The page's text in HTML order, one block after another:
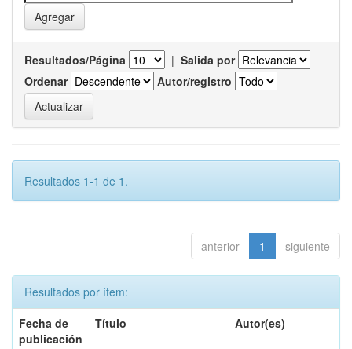
Resultados/Página | Salida por
Ordenar
Autor/registro
Resultados 1-1 de 1.
anterior 1 siguiente
Resultados por ítem:
Fecha de
publicación
Título Autor(es)